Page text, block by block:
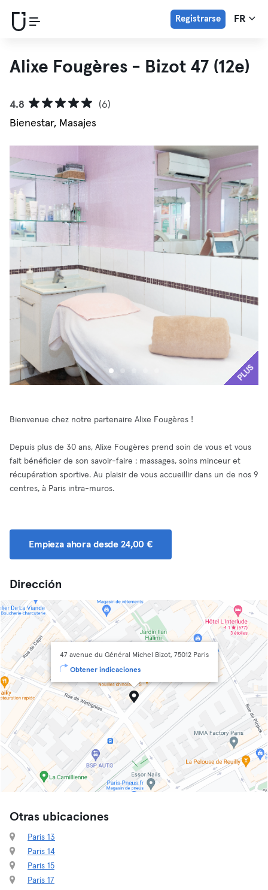
Registrarse FR
Alixe Fougères - Bizot 47 (12e)
4.8
(6)
Bienestar, Masajes
PLUS
Bienvenue chez notre partenaire Alixe Fougères !
Depuis plus de 30 ans, Alixe Fougères prend soin de vous et vous
fait bénéficier de son savoir-faire : massages, soins minceur et
récupération sportive. Au plaisir de vous accueillir dans un de nos 9
centres, à Paris intra-muros.
Empieza ahora desde 24,00 €
Dirección
47 avenue du Général Michel Bizot, 75012 Paris
Obtener indicaciones
Otras ubicaciones
Paris 13
Paris 14
Paris 15
Paris 17